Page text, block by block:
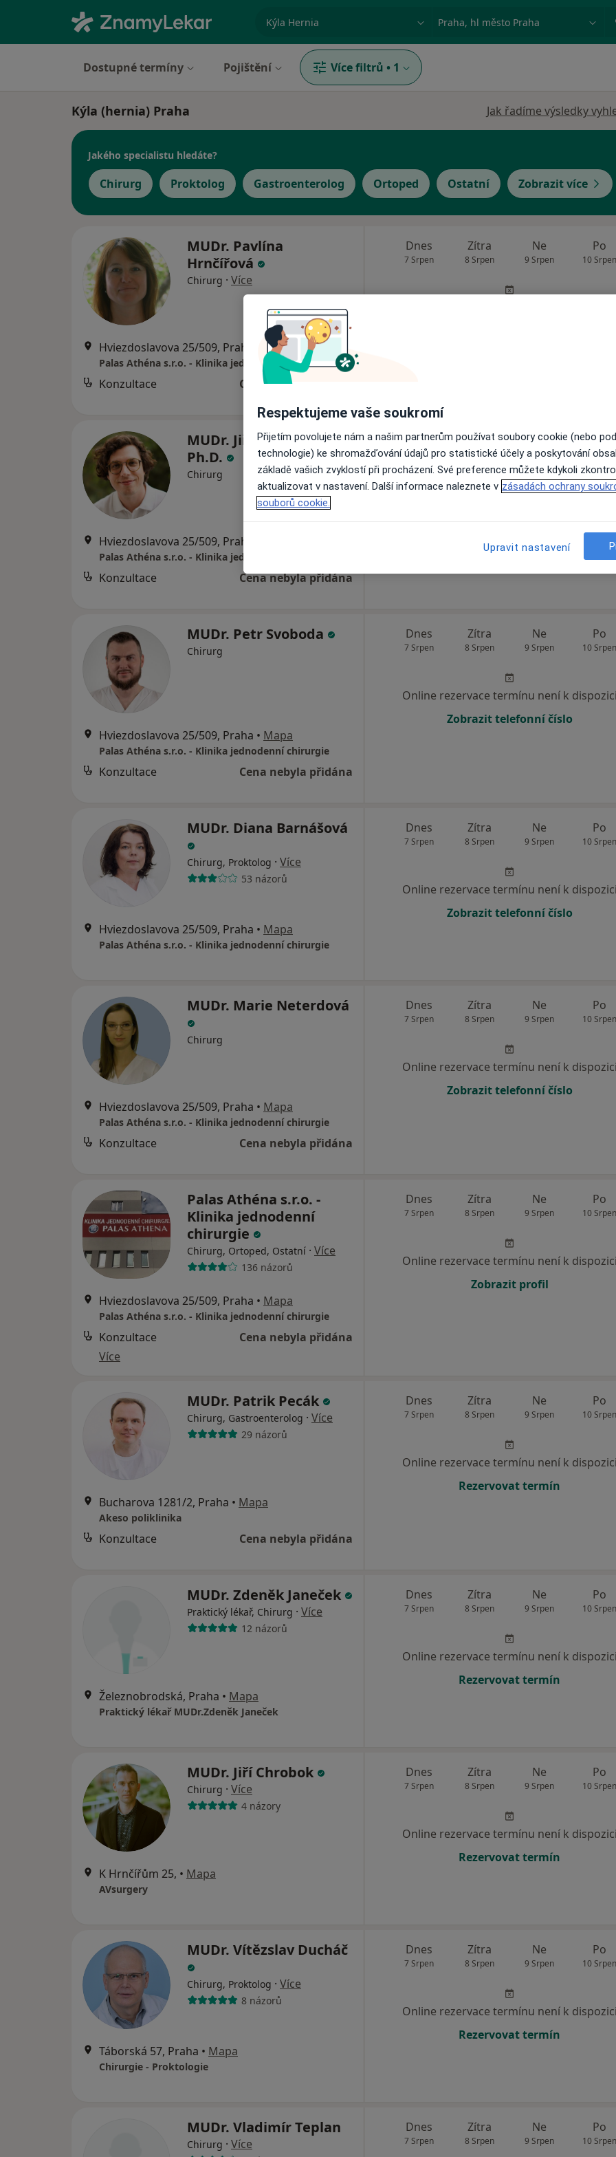
specializace, nemoc nebo příjmení Město nebo region
Dostupné termíny Pojištění Více filtrů • 1
Kýla (hernia) Praha Jak řadíme výsledky
Jakého specialistu hledáte?
Chirurg Proktolog Gastroenterolog Ortoped Ostatní Zobrazit více
MUDr. Pavlína
Hrnčířová
Chirurg · Více
Hviezdoslavova 25/509, Praha Mapa
Palas Athéna s.r.o. - Klinika jednodenní chirurgie
Konzultace Cena nebyla přidána
Dnes
7 Srpen
Zítra
8 Srpen
Ne
9 Srpen
Po
10 Srpen
MUDr. Jiří Jungwirth,
Ph.D.
Chirurg
Hviezdoslavova 25/509, Praha
Palas Athéna s.r.o. - Klinika jednodenní chirurgie
Konzultace Cena nebyla přidána
Dnes
7 Srpen
Zítra
8 Srpen
Ne
9 Srpen
Po
10
MUDr. Petr Svoboda
Chirurg
Hviezdoslavova 25/509, Praha • Mapa
Palas Athéna s.r.o. - Klinika jednodenní chirurgie
Konzultace Cena nebyla přidána
Dnes
7 Srpen
Zítra
8 Srpen
Ne
9 Srpen
Po
10 Srpen
Online rezervace termínu není k dispozici
Zobrazit telefonní číslo
MUDr. Diana Barnášová
Chirurg, Proktolog · Více
53 názorů
Hviezdoslavova 25/509, Praha • Mapa
Palas Athéna s.r.o. - Klinika jednodenní chirurgie
Dnes
7 Srpen
Zítra
8 Srpen
Ne
9 Srpen
Po
10 Srpen
Online rezervace termínu není k dispozici
Zobrazit telefonní číslo
MUDr. Marie Neterdová
Chirurg
Hviezdoslavova 25/509, Praha • Mapa
Palas Athéna s.r.o. - Klinika jednodenní chirurgie
Konzultace Cena nebyla přidána
Dnes
7 Srpen
Zítra
8 Srpen
Ne
9 Srpen
Po
10 Srpen
Online rezervace termínu není k dispozici
Zobrazit telefonní číslo
Palas Athéna s.r.o. -
Klinika jednodenní
chirurgie
Chirurg, Ortoped, Ostatní · Více
136 názorů
Hviezdoslavova 25/509, Praha • Mapa
Palas Athéna s.r.o. - Klinika jednodenní chirurgie
Konzultace
Cena nebyla přidána
Více
Dnes
7 Srpen
Zítra
8 Srpen
Ne
9 Srpen
Po
10 Srpen
Online rezervace termínu není k dispozici
Zobrazit profil
MUDr. Patrik Pecák
Chirurg, Gastroenterolog · Více
29 názorů
Bucharova 1281/2, Praha • Mapa
Akeso poliklinika
Konzultace Cena nebyla přidána
Dnes
7 Srpen
Zítra
8 Srpen
Ne
9 Srpen
Po
10 Srpen
Online rezervace termínu není k dispozici
Rezervovat termín
MUDr. Zdeněk Janeček
Praktický lékař, Chirurg · Více
12 názorů
Železnobrodská, Praha • Mapa
Praktický lékař MUDr.Zdeněk Janeček
Dnes
7 Srpen
Zítra
8 Srpen
Ne
9 Srpen
Po
10 Srpen
Online rezervace termínu není k dispozici
Rezervovat termín
MUDr. Jiří Chrobok
Chirurg · Více
4 názory
K Hrnčířům 25, • Mapa
AVsurgery
Dnes
7 Srpen
Zítra
8 Srpen
Ne
9 Srpen
Po
10 Srpen
Online rezervace termínu není k dispozici
Rezervovat termín
MUDr. Vítězslav Ducháč
Chirurg, Proktolog · Více
8 názorů
Táborská 57, Praha • Mapa
Chirurgie - Proktologie
Dnes
7 Srpen
Zítra
8 Srpen
Ne
9 Srpen
Po
10 Srpen
Online rezervace termínu není k dispozici
Rezervovat termín
MUDr. Vladimír Teplan
Chirurg · Více
Dnes
7 Srpen
Zítra
8 Srpen
Ne
9 Srpen
Po
10 Srpen
Respektujeme vaše soukromí
Přijetím povolujete nám a našim partnerům používat soubory cookie (nebo
technologie) ke shromažďování údajů pro statistické účely a poskytování
základě vašich zvyklostí při procházení. Své preference můžete kdykoli
aktualizovat v nastavení. Další informace naleznete v zásadách ochrany
souborů cookie.
Upravit nastavení